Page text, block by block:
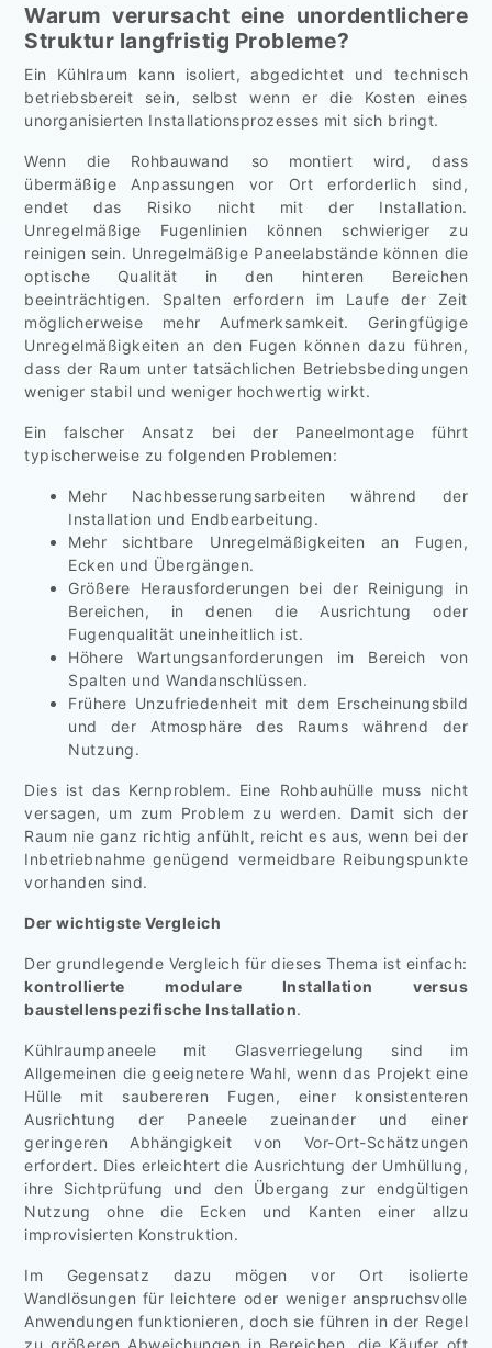
Warum verursacht eine unordentlichere
Struktur langfristig Probleme?
Ein Kühlraum kann isoliert, abgedichtet und technisch
betriebsbereit sein, selbst wenn er die Kosten eines
unorganisierten Installationsprozesses mit sich bringt.
Wenn die Rohbauwand so montiert wird, dass
übermäßige Anpassungen vor Ort erforderlich sind,
endet das Risiko nicht mit der Installation.
Unregelmäßige Fugenlinien können schwieriger zu
reinigen sein. Unregelmäßige Paneelabstände können die
optische Qualität in den hinteren Bereichen
beeinträchtigen. Spalten erfordern im Laufe der Zeit
möglicherweise mehr Aufmerksamkeit. Geringfügige
Unregelmäßigkeiten an den Fugen können dazu führen,
dass der Raum unter tatsächlichen Betriebsbedingungen
weniger stabil und weniger hochwertig wirkt.
Ein falscher Ansatz bei der Paneelmontage führt
typischerweise zu folgenden Problemen:
Mehr Nachbesserungsarbeiten während der
Installation und Endbearbeitung.
Mehr sichtbare Unregelmäßigkeiten an Fugen,
Ecken und Übergängen.
Größere Herausforderungen bei der Reinigung in
Bereichen, in denen die Ausrichtung oder
Fugenqualität uneinheitlich ist.
Höhere Wartungsanforderungen im Bereich von
Spalten und Wandanschlüssen.
Frühere Unzufriedenheit mit dem Erscheinungsbild
und der Atmosphäre des Raums während der
Nutzung.
Dies ist das Kernproblem. Eine Rohbauhülle muss nicht
versagen, um zum Problem zu werden. Damit sich der
Raum nie ganz richtig anfühlt, reicht es aus, wenn bei der
Inbetriebnahme genügend vermeidbare Reibungspunkte
vorhanden sind.
Der wichtigste Vergleich
Der grundlegende Vergleich für dieses Thema ist einfach:
kontrollierte modulare Installation versus
baustellenspezifische Installation.
Kühlraumpaneele mit Glasverriegelung sind im
Allgemeinen die geeignetere Wahl, wenn das Projekt eine
Hülle mit saubereren Fugen, einer konsistenteren
Ausrichtung der Paneele zueinander und einer
geringeren Abhängigkeit von Vor-Ort-Schätzungen
erfordert. Dies erleichtert die Ausrichtung der Umhüllung,
ihre Sichtprüfung und den Übergang zur endgültigen
Nutzung ohne die Ecken und Kanten einer allzu
improvisierten Konstruktion.
Im Gegensatz dazu mögen vor Ort isolierte
Wandlösungen für leichtere oder weniger anspruchsvolle
Anwendungen funktionieren, doch sie führen in der Regel
zu größeren Abweichungen in Bereichen, die Käufer oft